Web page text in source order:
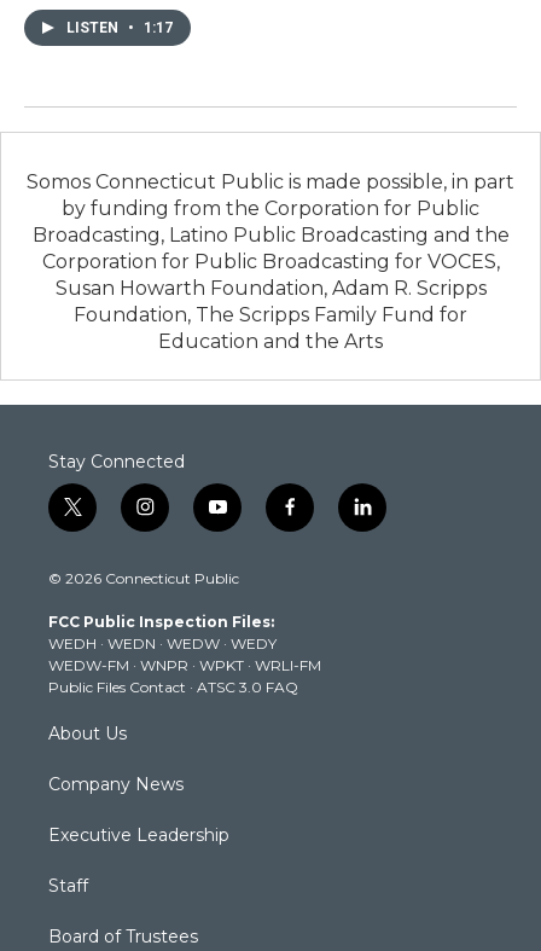
LISTEN • 1:17
Somos Connecticut Public is made possible, in part
by funding from the Corporation for Public
Broadcasting, Latino Public Broadcasting and the
Corporation for Public Broadcasting for VOCES,
Susan Howarth Foundation, Adam R. Scripps
Foundation, The Scripps Family Fund for
Education and the Arts
Stay Connected
t
w
t
e
r
i
n
t
g
r
a
m
y
o
t
b
e
f
a
k
l
i
© 2026 Connecticut Public
FCC Public Inspection Files:
WEDH · WEDN · WEDW · WEDY
WEDW-FM · WNPR · WPKT · WRLI-FM
Public Files Contact · ATSC 3.0 FAQ
About Us
Company News
Executive Leadership
Staff
Board of Trustees